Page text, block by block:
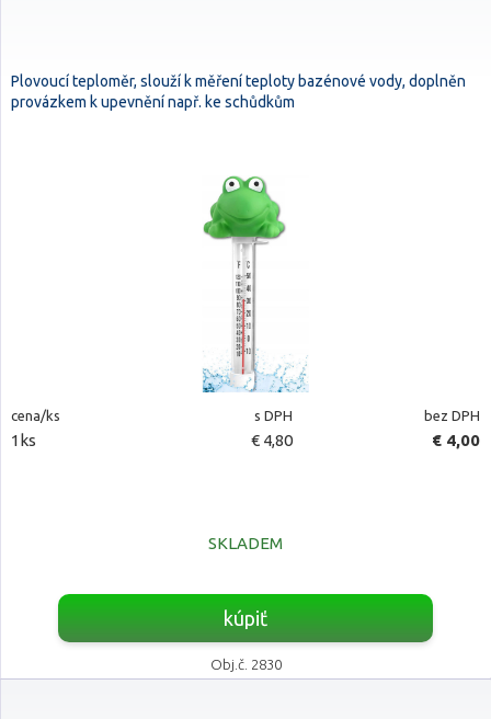
Plovoucí teploměr, slouží k měření teploty bazénové vody, doplněn
provázkem k upevnění např. ke schůdkům
cena/ks s DPH bez DPH
1ks € 4,80 € 4,00
SKLADEM
kúpiť
Obj.č. 2830